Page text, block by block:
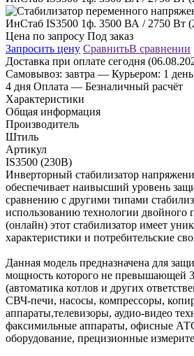
Цена по запросу Под заказ
Запросить цену СравнитьВ сравнении
Доставка при оплате сегодня
Самовывоз: завтра — Курьером: 1 день
4 дня Оплата — Безналичный расчёт
Характеристики
Общая информация
Производитель
Штиль
Артикул
IS3500 (230В)
Инверторный стабилизатор
обеспечивает наивысший уровень
сравнению с другими типами
использованию технологии двойного
(онлайн) этот стабилизатор имеет
характеристики и потребительские
Данная модель предназначена для
мощность которого не превышающей
(автоматика котлов и других
СВЧ-печи, насосы, компрессоры,
аппараты,телевизоры, аудио-видео
факсимильные аппараты, офисные
оборудование, прецизионные